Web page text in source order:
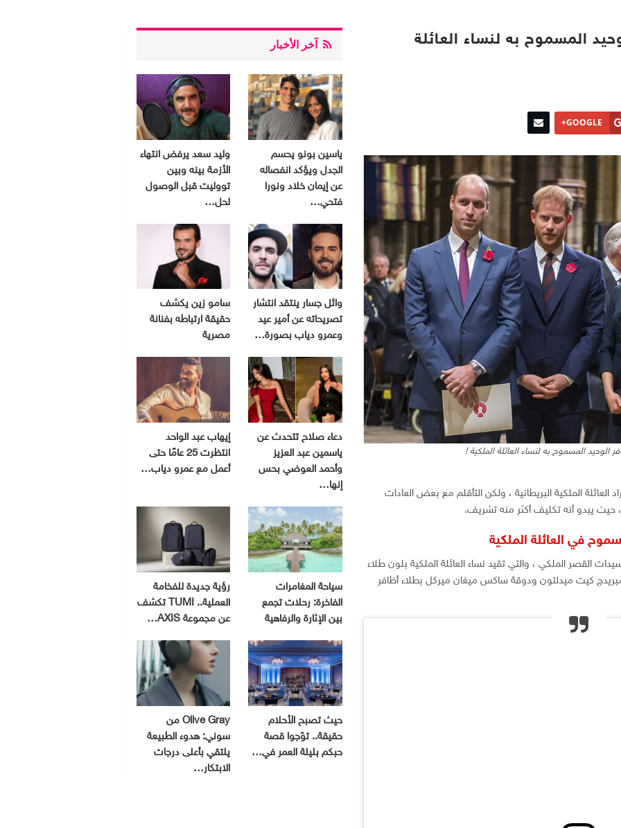
المسموح به لنساء العائلة
GOOGLE+
الوحيد المسموح به لنساء العائلة الملكية !
العائلة الملكية البريطانية ، ولكن التأقلم مع بعض العادات
، حيث يبدو أنه تكليف أكثر منه تشريف.
في العائلة الملكية
القصر الملكي ، والتي تقيد نساء العائلة الملكية بلون طلاء
كيت ميدلتون ودوقة ساكس ميغان ميركل بطلاء أظافر
آخر الأخبار
ياسين بونو يحسم
الجدل ويؤكد انفصاله
عن إيمان خلاد ونورا
فتحي…
وليد سعد يرفض انتهاء
الأزمة بينه وبين
تووليت قبل الوصول
لحل…
وائل جسار ينتقد انتشار
تصريحاته عن أمير عيد
وعمرو دياب بصورة…
سامو زين يكشف
حقيقة ارتباطه بفنانة
مصرية
دعاء صلاح تتحدث عن
ياسمين عبد العزيز
وأحمد العوضي بحس
إنها…
إيهاب عبد الواحد
انتظرت 25 عامًا حتى
أعمل مع عمرو دياب…
سياحة المغامرات
الفاخرة: رحلات تجمع
بين الإثارة والرفاهية
رؤية جديدة للفخامة
العملية.. TUMI تكشف
عن مجموعة AXIS…
حيث تصبح الأحلام
حقيقة.. توّجوا قصة
حبكم بليلة العمر في…
Olive Gray من
سوني: هدوء الطبيعة
يلتقي بأعلى درجات
الابتكار…